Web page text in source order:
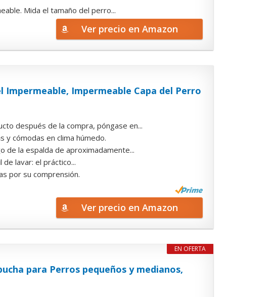
Mida el tamaño del perro...
Ver precio en Amazon
Impermeable, Impermeable Capa del Perro
después de la compra, póngase en...
y cómodas en clima húmedo.
de la espalda de aproximadamente...
de lavar: el práctico...
por su comprensión.
Ver precio en Amazon
EN OFERTA
para Perros pequeños y medianos,